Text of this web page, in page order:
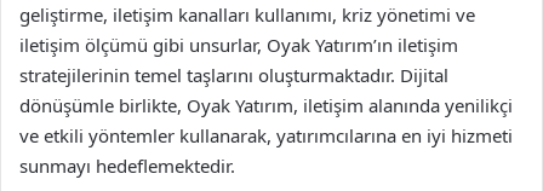
geliştirme, iletişim kanalları kullanımı, kriz yönetimi ve
iletişim ölçümü gibi unsurlar, Oyak Yatırım’ın iletişim
stratejilerinin temel taşlarını oluşturmaktadır. Dijital
dönüşümle birlikte, Oyak Yatırım, iletişim alanında yenilikçi
ve etkili yöntemler kullanarak, yatırımcılarına en iyi hizmeti
sunmayı hedeflemektedir.